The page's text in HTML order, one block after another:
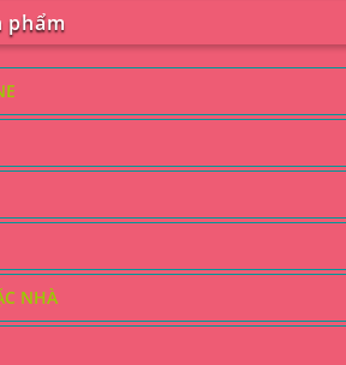
phẩm
NHÀ